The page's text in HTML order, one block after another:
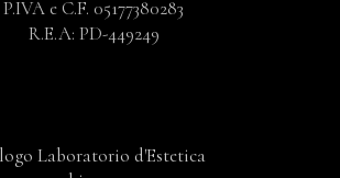
P.IVA e C.F. 05177380283
R.E.A: PD-449249